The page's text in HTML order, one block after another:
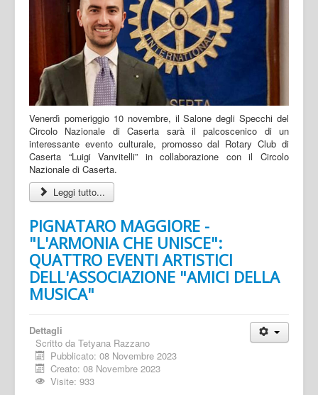
Venerdì pomeriggio 10 novembre, il Salone degli Specchi del
Circolo Nazionale di Caserta sarà il palcoscenico di un
interessante evento culturale, promosso dal Rotary Club di
Caserta “Luigi Vanvitelli” in collaborazione con il Circolo
Nazionale di Caserta.
Leggi tutto...
PIGNATARO MAGGIORE -
"L'ARMONIA CHE UNISCE":
QUATTRO EVENTI ARTISTICI
DELL'ASSOCIAZIONE "AMICI DELLA
MUSICA"
Dettagli
Scritto da Tetyana Razzano
Pubblicato: 08 Novembre 2023
Creato: 08 Novembre 2023
Visite: 933